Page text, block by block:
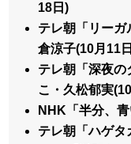
18日)
テレ朝「リーガ
倉涼子(10月11
テレ朝「深夜の
こ・久松郁実
NHK「半分、
テレ朝「ハゲタ